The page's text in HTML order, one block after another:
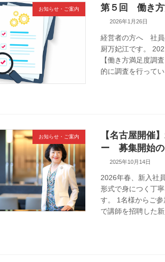
お知らせ・ご案内 第５回 働き方
2026年1月26日
経営者の方へ 社員
厨万妃江です。
【働き方満足度調
的に調査を行って
お知らせ・ご案内
【名古屋開
ー 募集開始の
2025年10月14日
2026年春、新入社
形式で身につく丁
す。 1名様からご
で講師を招聘した